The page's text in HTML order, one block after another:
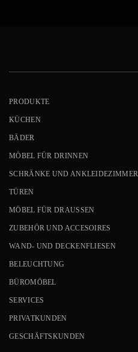
PRODUKTE
KÜCHEN
BÄDER
MÖBEL FÜR DRINNEN
SCHRÄNKE UND ANKLEIDEZIMMER
TÜREN
MÖBEL FÜR DRAUSSEN
ZUBEHÖR UND ACCESOIRES
WAND- UND DECKENFLIESEN
BELEUCHTUNG
BÜROMÖBEL
SERVICES
PRIVATKUNDEN
GESCHÄFTSKUNDEN